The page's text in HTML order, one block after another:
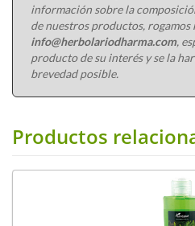
información sobre la
de nuestros productos, rogamos
info@herbolariodharma.com,
producto de su interés y se la
brevedad posible.
Productos